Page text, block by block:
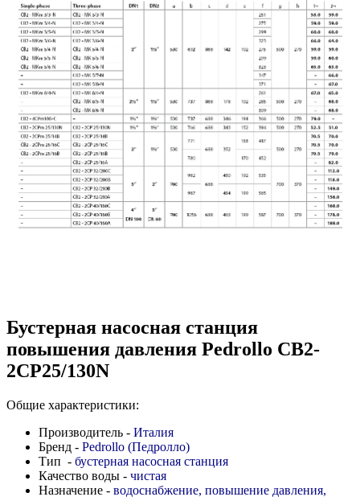
Бустерная насосная станция
повышения давления Pedrollo CB2-
2CP25/130N
Общие характеристики:
Производитель - Италия
Бренд - Pedrollo (Педролло)
Тип - бустерная насосная станция
Качество воды - чистая
Назначение - водоснабжение, повышение давления,